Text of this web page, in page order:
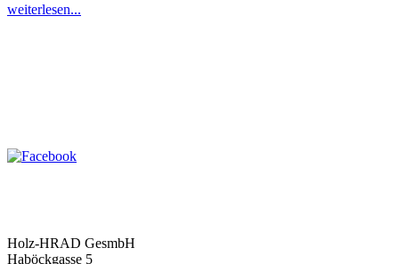
weiterlesen...
Holz-HRAD GesmbH
Haböckgasse 5